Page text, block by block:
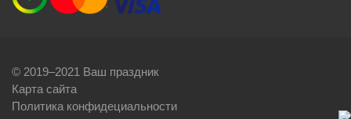
© 2019–2021 Ваш праздник
Карта сайта
Политика конфидециальности